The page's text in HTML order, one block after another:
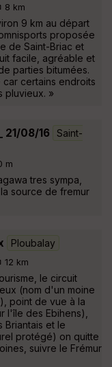
8 km
9 km au départ
proposée
de Saint-Briac et
facile, agréable et
parties bitumées.
certains endroits
pluvieux. »
21/08/16
Saint-
m
tres sympa,
source de fremur
Ploubalay
12 km
le circuit
(nom d'un moine
point de vue à la
l'île des Ebihens),
Briantais et le
protégé) on quitte
suivre le Frémur